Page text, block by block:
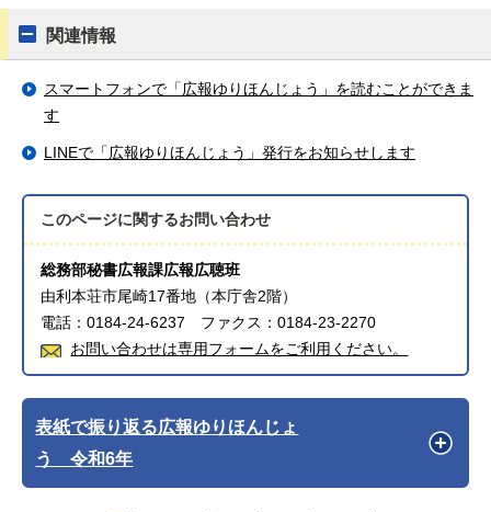
関連情報
スマートフォンで「広報ゆりほんじょう」を読むことができま
す
LINEで「広報ゆりほんじょう」発行をお知らせします
このページに関するお問い合わせ
総務部秘書広報課広報広聴班
由利本荘市尾崎17番地（本庁舎2階）
電話：0184-24-6237 ファクス：0184-23-2270
お問い合わせは専用フォームをご利用ください。
表紙で振り返る広報ゆりほんじょ
う 令和6年